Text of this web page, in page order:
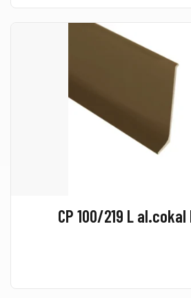
CP 100/219 L al.cokal